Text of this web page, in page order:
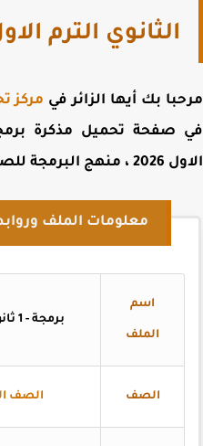
الثانوي الترم الاول
بك أيها الزائر فيمركز
صفحةتحميل مذكرة برمجة
الاول الثانوي الجديد 2026
معلومات الملف وروابط
اسم
الملف
برمجة - 1 ثانوي - ترم 1 - مذكرة 1 - ذاكرولي
الصف الصف